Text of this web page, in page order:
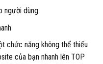
người dùng
chức năng không thể thiếu
của bạn nhanh lên TOP